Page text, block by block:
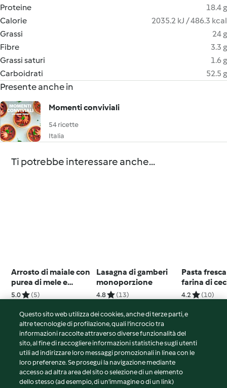
Proteine
18.4 g
Calorie
2035.2 kJ / 486.3 kcal
Grassi
24 g
Fibre
3.3 g
Grassi saturi
1.6 g
Carboidrati
52.5 g
Presente anche in
Momenti conviviali
54 ricette
Italia
Ti potrebbe interessare anche...
Arrosto di maiale con
purea di mele e
cipolle
5.0 (5)
Lasagna di gamberi
monoporzione
4.8 (13)
Pasta
farina di
glutine) al
pomodoro
4.2 (10)
© Copyright 2026
Termini del servizio
Informativa sulla privacy
Questo sito web utilizza dei cookies, anche di terze parti, e
altre tecnologie di profilazione, quali l’incrocio tra
informazioni raccolte attraverso diverse funzionalità del
sito, al fine di raccogliere informazioni statistiche sugli utenti
utili ad indirizzare loro messaggi promozionali in linea con le
loro preferenze. Se prosegui la navigazione mediante
accesso ad altra area del sito o selezione di un elemento
dello stesso (ad esempio, di un'immagine o di un link)